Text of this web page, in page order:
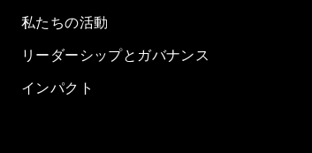
私たちの活動
リーダーシップとガバナンス
インパクト